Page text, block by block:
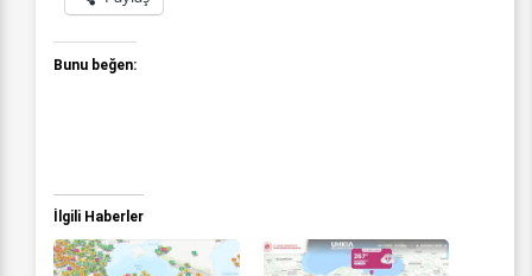
Bunu beğen:
İlgili Haberler